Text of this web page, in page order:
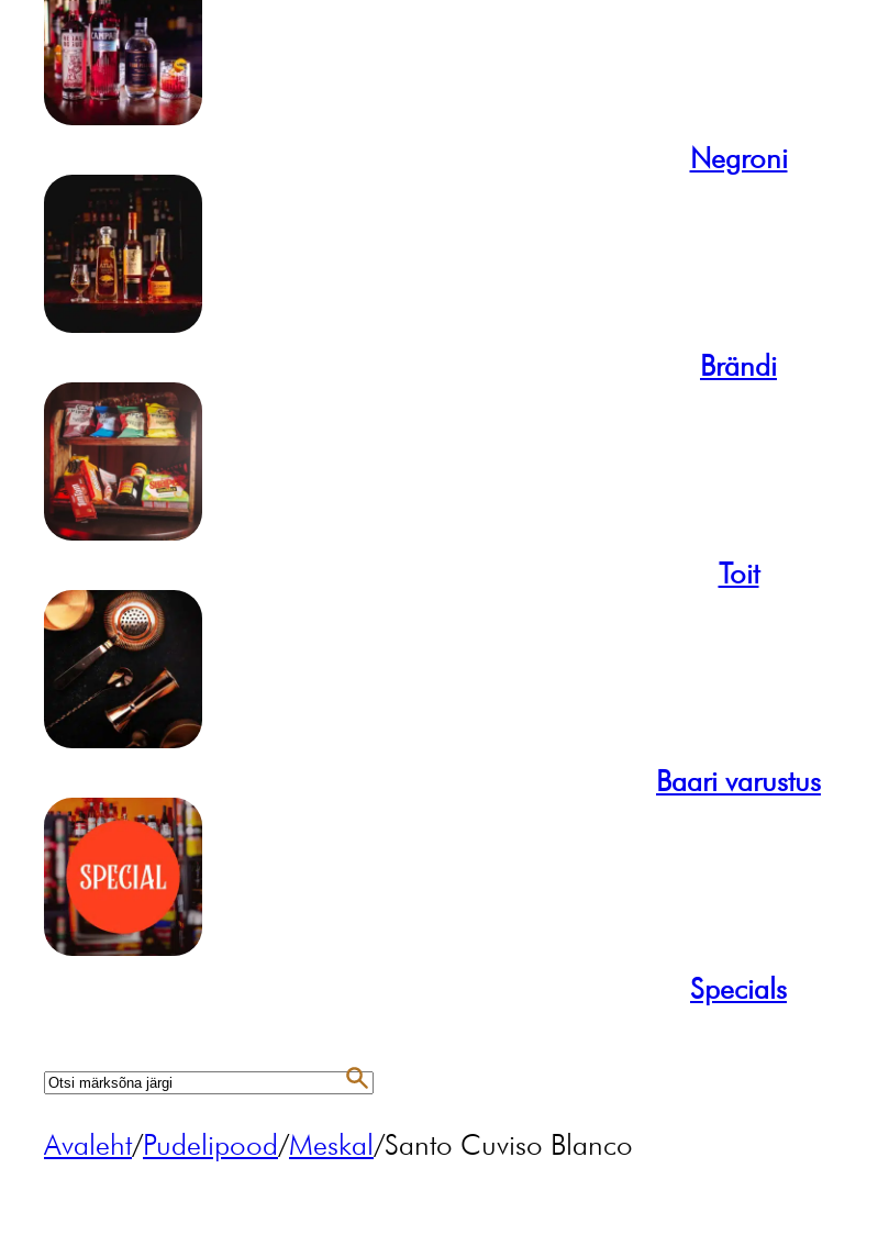
Negroni
Brändi
Toit
Baari varustus
Specials
Avaleht/Pudelipood/Meskal/Santo Cuviso Blanco